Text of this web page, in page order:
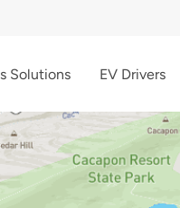
Solutions EV Drivers